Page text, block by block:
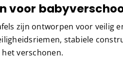
voor
zijn ontworpen voor veilig
stabiele
verschonen.